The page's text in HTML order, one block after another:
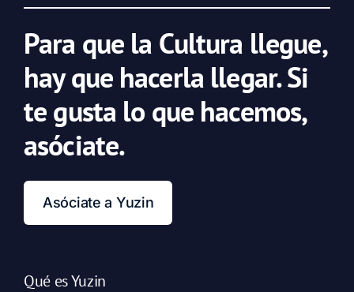
Para que la Cultura llegue,
hay que hacerla llegar. Si
te gusta lo que hacemos,
asóciate.
Asóciate a Yuzin
Qué es Yuzin